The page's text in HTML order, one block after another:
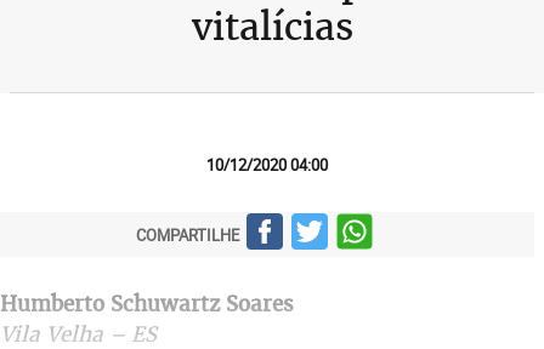
vitalícias
10/12/2020 04:00
COMPARTILHE
Humberto Schuwartz Soares
Vila Velha – ES